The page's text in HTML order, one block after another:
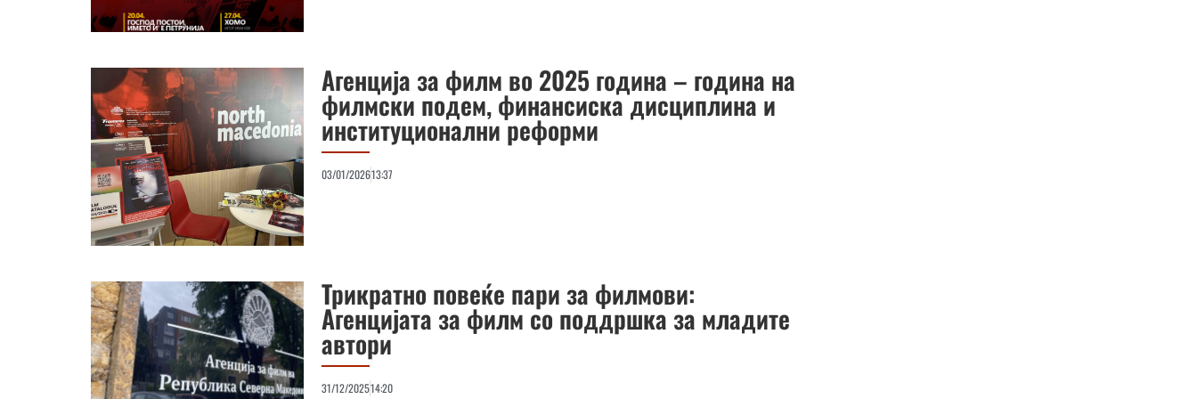
Агенција за филм во 2025 година – година на
филмски подем, финансиска дисциплина и
институционални реформи
03/01/202613:37
Трикратно повеќе пари за филмови:
Агенцијата за филм со поддршка за младите
автори
31/12/202514:20